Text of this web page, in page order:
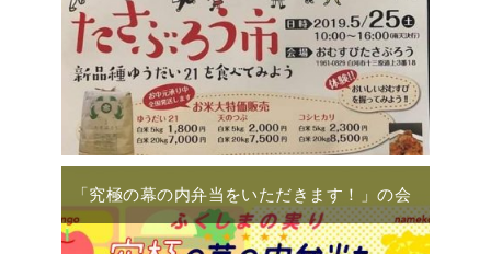
「究極の幕の内弁当をいただきます！」の会